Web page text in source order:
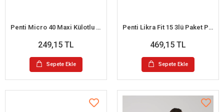
Penti Micro 40 Maxi Külotlu Çorap
249,15 TL
Sepete Ekle
Penti Likra Fit 15 3lü Paket Parlak Külotlu Çorap S (Kestane-Mürdüm-Kızıl Siyah)
469,15 TL
Sepete Ekle